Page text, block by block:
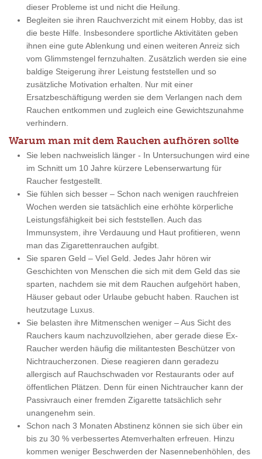
dieser Probleme ist und nicht die Heilung.
Begleiten sie ihren Rauchverzicht mit einem Hobby, das ist
die beste Hilfe. Insbesondere sportliche Aktivitäten geben
ihnen eine gute Ablenkung und einen weiteren Anreiz sich
vom Glimmstengel fernzuhalten. Zusätzlich werden sie eine
baldige Steigerung ihrer Leistung feststellen und so
zusätzliche Motivation erhalten. Nur mit einer
Ersatzbeschäftigung werden sie dem Verlangen nach dem
Rauchen entkommen und zugleich eine Gewichtszunahme
verhindern.
Warum man mit dem Rauchen aufhören sollte
Sie leben nachweislich länger - In Untersuchungen wird eine
im Schnitt um 10 Jahre kürzere Lebenserwartung für
Raucher festgestellt.
Sie fühlen sich besser – Schon nach wenigen rauchfreien
Wochen werden sie tatsächlich eine erhöhte körperliche
Leistungsfähigkeit bei sich feststellen. Auch das
Immunsystem, ihre Verdauung und Haut profitieren, wenn
man das Zigarettenrauchen aufgibt.
Sie sparen Geld – Viel Geld. Jedes Jahr hören wir
Geschichten von Menschen die sich mit dem Geld das sie
sparten, nachdem sie mit dem Rauchen aufgehört haben,
Häuser gebaut oder Urlaube gebucht haben. Rauchen ist
heutzutage Luxus.
Sie belasten ihre Mitmenschen weniger – Aus Sicht des
Rauchers kaum nachzuvollziehen, aber gerade diese Ex-
Raucher werden häufig die militantesten Beschützer von
Nichtraucherzonen. Diese reagieren dann geradezu
allergisch auf Rauchschwaden vor Restaurants oder auf
öffentlichen Plätzen. Denn für einen Nichtraucher kann der
Passivrauch einer fremden Zigarette tatsächlich sehr
unangenehm sein.
Schon nach 3 Monaten Abstinenz können sie sich über ein
bis zu 30 % verbessertes Atemverhalten erfreuen. Hinzu
kommen weniger Beschwerden der Nasennebenhöhlen, des